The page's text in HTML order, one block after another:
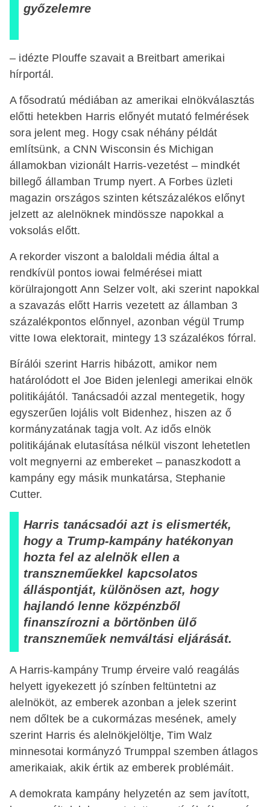
győzelemre
– idézte Plouffe szavait a Breitbart amerikai
hírportál.
A fősodratú médiában az amerikai elnökválasztás
előtti hetekben Harris előnyét mutató felmérések
sora jelent meg. Hogy csak néhány példát
említsünk, a CNN Wisconsin és Michigan
államokban vizionált Harris-vezetést – mindkét
billegő államban Trump nyert. A Forbes üzleti
magazin országos szinten kétszázalékos előnyt
jelzett az alelnöknek mindössze napokkal a
voksolás előtt.
A rekorder viszont a baloldali média által a
rendkívül pontos iowai felmérései miatt
körülrajongott Ann Selzer volt, aki szerint napokkal
a szavazás előtt Harris vezetett az államban 3
százalékpontos előnnyel, azonban végül Trump
vitte Iowa elektorait, mintegy 13 százalékos fórral.
Bírálói szerint Harris hibázott, amikor nem
határolódott el Joe Biden jelenlegi amerikai elnök
politikájától. Tanácsadói azzal mentegetik, hogy
egyszerűen lojális volt Bidenhez, hiszen az ő
kormányzatának tagja volt. Az idős elnök
politikájának elutasítása nélkül viszont lehetetlen
volt megnyerni az embereket – panaszkodott a
kampány egy másik munkatársa, Stephanie
Cutter.
Harris tanácsadói azt is elismerték,
hogy a Trump-kampány hatékonyan
hozta fel az alelnök ellen a
transzneműekkel kapcsolatos
álláspontját, különösen azt, hogy
hajlandó lenne közpénzből
finanszírozni a börtönben ülő
transzneműek nemváltási eljárását.
A Harris-kampány Trump érveire való reagálás
helyett igyekezett jó színben feltüntetni az
alelnököt, az emberek azonban a jelek szerint
nem dőltek be a cukormázas mesének, amely
szerint Harris és alelnökjelöltje, Tim Walz
minnesotai kormányzó Trumppal szemben átlagos
amerikaiak, akik értik az emberek problémáit.
A demokrata kampány helyzetén az sem javított,